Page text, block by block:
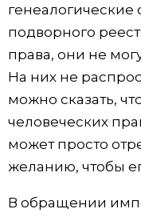
генеалогические
подворного
права, они не
На них не
можно сказать,
человеческих
может просто
желанию, чтобы
В обращении